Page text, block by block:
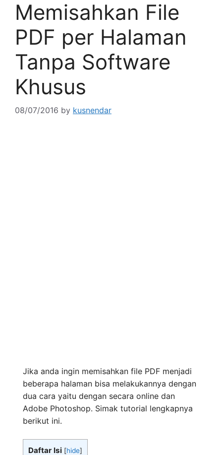
Memisahkan File
PDF per Halaman
Tanpa Software
Khusus
08/07/2016 by kusnendar
Jika anda ingin memisahkan file PDF menjadi
beberapa halaman bisa melakukannya dengan
dua cara yaitu dengan secara online dan
Adobe Photoshop. Simak tutorial lengkapnya
berikut ini.
Daftar Isi [hide]